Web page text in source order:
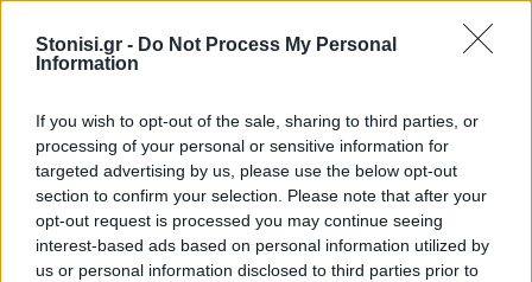
Stonisi.gr - Do Not Process My Personal
Information
If you wish to opt-out of the sale, sharing to third parties, or
processing of your personal or sensitive information for
targeted advertising by us, please use the below opt-out
section to confirm your selection. Please note that after your
opt-out request is processed you may continue seeing
interest-based ads based on personal information utilized by
us or personal information disclosed to third parties prior to
Ιός της γρίπης
Η θετικότητα για γρίπη όπως εκτιμάται από τα
δίκτυα επιτήρησης στην κοινότητα (δίκτυο
επιτήρησης Sentinel ΠΦΥ) και στο νοσοκομειακό
περιβάλλον (δίκτυο επιτήρησης SARI), παραμένει
σε πολύ χαμηλά επίπεδα, με ανίχνευση
σποραδικών μόνο θετικών δειγμάτων.